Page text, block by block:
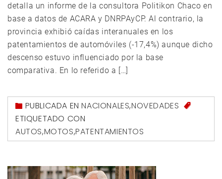
detalla un informe de la consultora Politikon Chaco en
base a datos de ACARA y DNRPAyCP. Al contrario, la
provincia exhibió caídas interanuales en los
patentamientos de automóviles (-17,4%) aunque dicho
descenso estuvo influenciado por la base
comparativa. En lo referido a […]
PUBLICADA ENNACIONALES,NOVEDADES
ETIQUETADO CON
AUTOS,MOTOS,PATENTAMIENTOS